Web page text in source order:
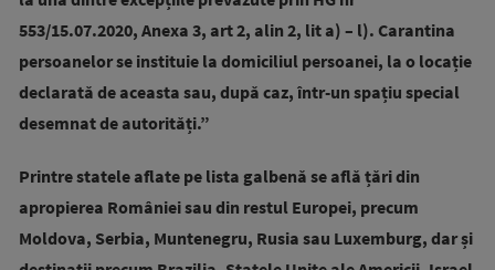
553/15.07.2020, Anexa 3, art 2, alin 2, lit a) – l). Carantina
persoanelor se instituie la domiciliul persoanei, la o locație
declarată de aceasta sau, după caz, într-un spațiu special
desemnat de autorități.”
Printre statele aflate pe lista galbenă se află țări din
apropierea României sau din restul Europei, precum
Moldova, Serbia, Muntenegru, Rusia sau Luxemburg, dar și